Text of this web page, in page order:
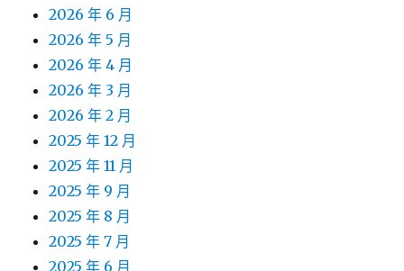
2026 年 6 月
2026 年 5 月
2026 年 4 月
2026 年 3 月
2026 年 2 月
2025 年 12 月
2025 年 11 月
2025 年 9 月
2025 年 8 月
2025 年 7 月
2025 年 6 月